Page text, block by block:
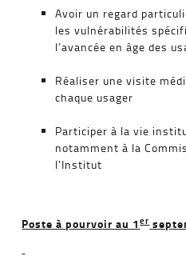
Avoir un regard
les vulnérabilités
l’avancée en âge des
Réaliser une visite
chaque usager
Participer à la vie
notamment à la
l’Institut
Poste à pourvoir au 1er